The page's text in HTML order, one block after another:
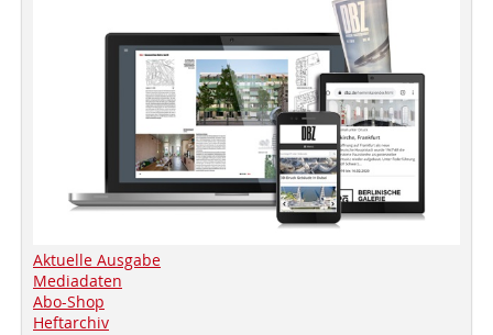
Aktuelle Ausgabe
Mediadaten
Abo-Shop
Heftarchiv